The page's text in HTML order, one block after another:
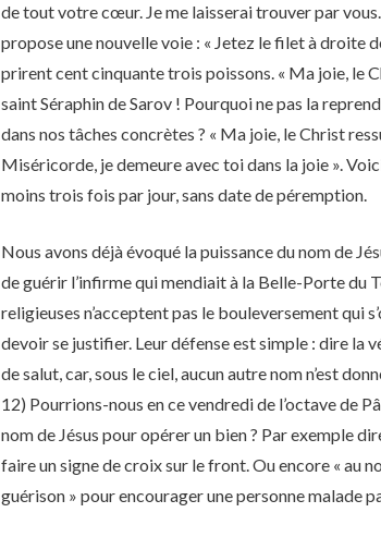
de tout votre cœur. Je me laisserai trouver par
propose une nouvelle voie : « Jetez le filet à droite
prirent cent cinquante trois poissons. « Ma joie, le
saint Séraphin de Sarov ! Pourquoi ne pas la
dans nos tâches concrètes ? « Ma joie, le Christ
Miséricorde, je demeure avec toi dans la joie ».
moins trois fois par jour, sans date de péremption.
Nous avons déjà évoqué la puissance du nom de
de guérir l’infirme qui mendiait à la Belle-Porte du
religieuses n’acceptent pas le bouleversement qui
devoir se justifier. Leur défense est simple : dire la
de salut, car, sous le ciel, aucun autre nom n’est
12) Pourrions-nous en ce vendredi de l’octave de
nom de Jésus pour opérer un bien ? Par exemple
faire un signe de croix sur le front. Ou encore « au
guérison » pour encourager une personne malade